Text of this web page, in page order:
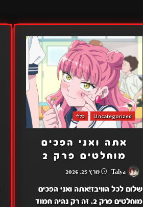
Uncategorized כללי
אתה ואני הפכים
מוחלטים פרק 2
Talya מרץ 25, 2026
שלום לכל הוויבז!אתה ואני הפכים
מוחלטים פרק 2, זה רק נהיה חמוד